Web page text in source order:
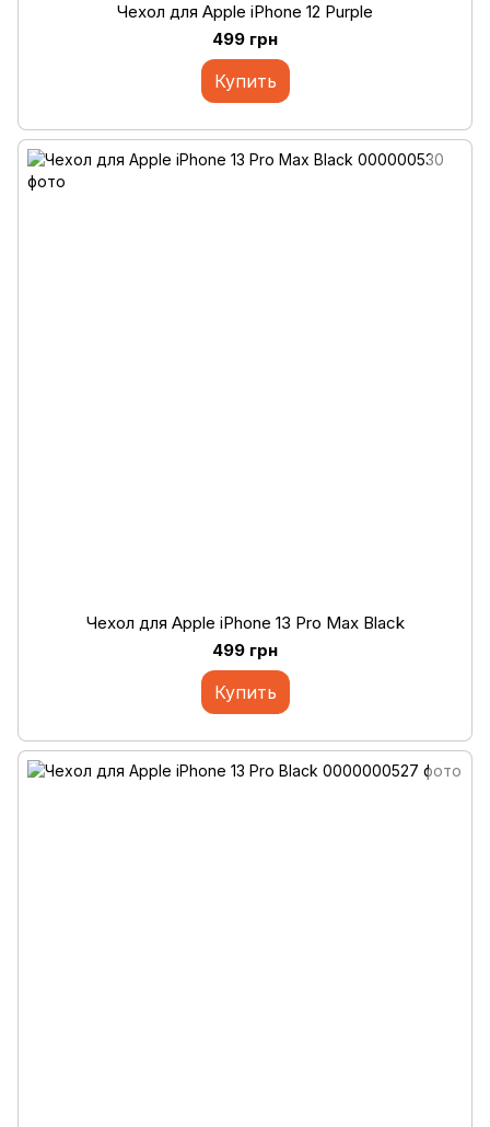
Чехол для Apple iPhone 12 Purple
499 грн
Купить
Чехол для Apple iPhone 13 Pro Max Black
499 грн
Купить